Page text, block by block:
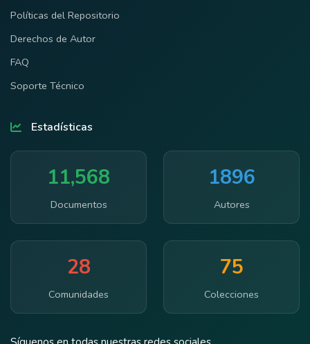
Políticas del Repositorio
Derechos de Autor
FAQ
Soporte Técnico
Estadísticas
11,568
Documentos
1896
Autores
28
Comunidades
75
Colecciones